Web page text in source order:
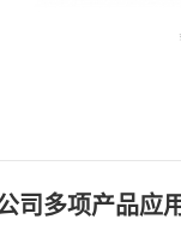
司多项产品应